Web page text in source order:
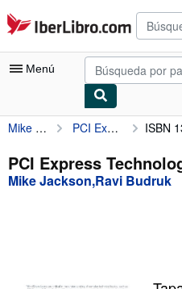
Pasar al contenido principal
IberLibro.com
Menú
Mi cuenta
Consultar mis pedidos
Búsqueda avanzada
Mike Jackson,Ravi Budruk PCI Express Technology 3.0 ISBN
PCI Express
Mike Jackson,Ravi Budruk